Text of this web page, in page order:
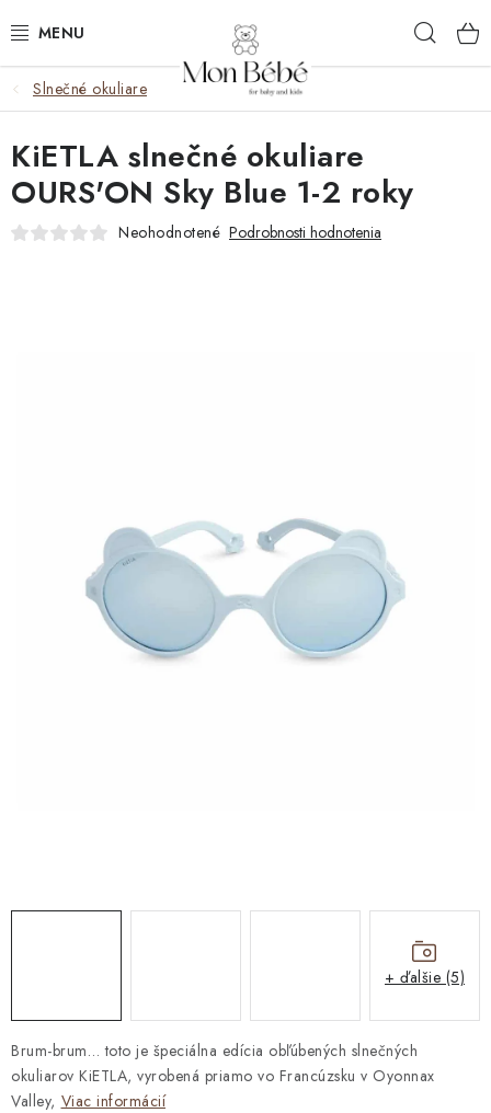
na
ZĽAVY
OBLEČENIE
VÝBAVA
Všeobecné obchodné podmienky
Podmienky ochrany osobných údajov a poučenie o cookies
Reklamačný poriadok
Reklamačný formulár
Formulár na odstúpenie od zmluvy
Moja objednávka
Slnečné okuliare
Brum-brum… toto je špeciálna edícia obľúbených slnečných
okuliarov KiETLA, vyrobená priamo vo Francúzsku v Oyonnax
Valley, Viac informácií
KiETLA slnečné okuliare
OURS'ON Sky Blue 1-2 roky
Neohodnotené Podrobnosti hodnotenia
+ ďalšie (5)